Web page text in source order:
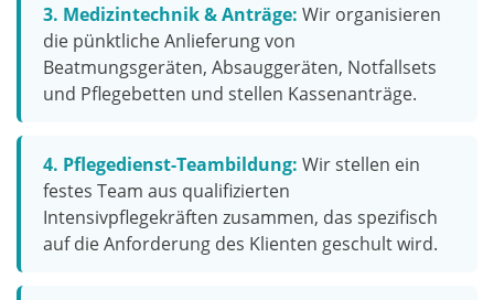
3. Medizintechnik & Anträge: Wir organisieren
die pünktliche Anlieferung von
Beatmungsgeräten, Absauggeräten, Notfallsets
und Pflegebetten und stellen Kassenanträge.
4. Pflegedienst-Teambildung: Wir stellen ein
festes Team aus qualifizierten
Intensivpflegekräften zusammen, das spezifisch
auf die Anforderung des Klienten geschult wird.